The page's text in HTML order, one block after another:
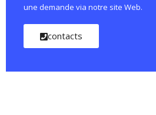
une demande via notre site Web.
contacts